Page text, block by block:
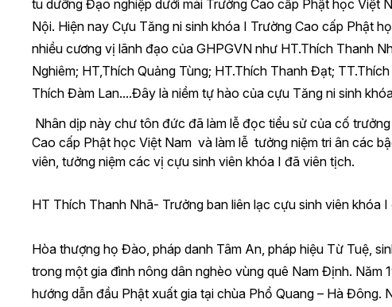
tu dưỡng Đạo nghiệp dưới mái Trường Cao cấp Phật học Việt
Nội. Hiện nay Cựu Tăng ni sinh khóa I Trường Cao cấp Phật
nhiều cương vị lãnh đạo của GHPGVN như HT.Thích Thanh
Nghiêm; HT,Thích Quảng Tùng; HT.Thích Thanh Đạt;
Thích Đàm Lan....Đây là niềm tự hào của cựu Tăng ni sinh
Nhân dịp này chư tôn đức đã làm lễ đọc tiểu sử của cố
Cao cấp Phật học Việt Nam và làm lễ tưởng niệm tri ân các
viên, tưởng niệm các vị cựu sinh viên khóa I đã viên tịch.
HT Thích Thanh Nhã- Trưởng ban liên lạc cựu sinh viên khóa
Hòa thượng họ Đào, pháp danh Tâm An, pháp hiệu Từ Tuệ,
trong một gia đình nông dân nghèo vùng quê Nam Định.
hướng dẫn đầu Phật xuất gia tại chùa Phổ Quang – Hà Đông.